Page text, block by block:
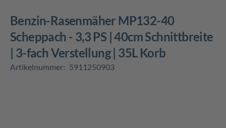
Benzin-Rasenmäher MP132-40
Scheppach - 3,3 PS | 40cm Schnittbreite
| 3-fach Verstellung | 35L Korb
Artikelnummer: 5911250903